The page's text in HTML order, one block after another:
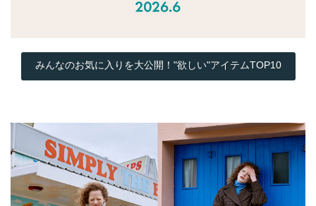
みんなのお気に入りを大公開！"欲しい"アイテムTOP10